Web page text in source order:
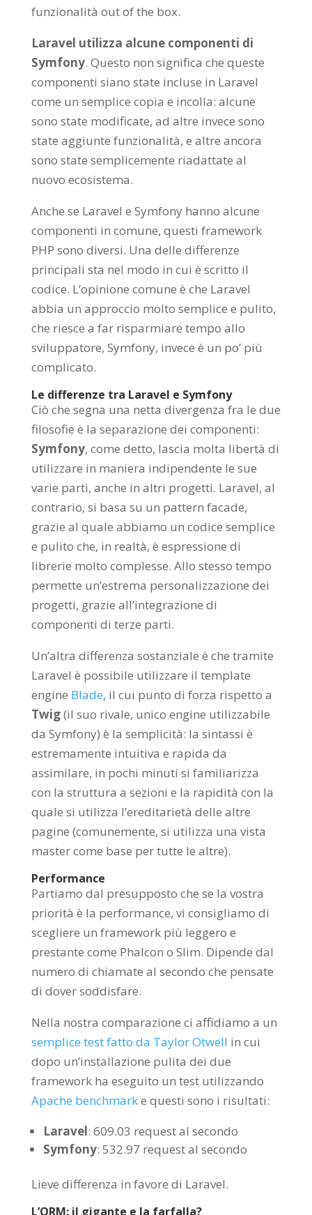
funzionalità out of the box.
Laravel utilizza alcune componenti di
Symfony. Questo non significa che queste
componenti siano state incluse in Laravel
come un semplice copia e incolla: alcune
sono state modificate, ad altre invece sono
state aggiunte funzionalità, e altre ancora
sono state semplicemente riadattate al
nuovo ecosistema.
Anche se Laravel e Symfony hanno alcune
componenti in comune, questi framework
PHP sono diversi. Una delle differenze
principali sta nel modo in cui è scritto il
codice. L’opinione comune è che Laravel
abbia un approccio molto semplice e pulito,
che riesce a far risparmiare tempo allo
sviluppatore, Symfony, invece è un po’ più
complicato.
Le differenze tra Laravel e Symfony
Ciò che segna una netta divergenza fra le due
filosofie è la separazione dei componenti:
Symfony, come detto, lascia molta libertà di
utilizzare in maniera indipendente le sue
varie parti, anche in altri progetti. Laravel, al
contrario, si basa su un pattern facade,
grazie al quale abbiamo un codice semplice
e pulito che, in realtà, è espressione di
librerie molto complesse. Allo stesso tempo
permette un’estrema personalizzazione dei
progetti, grazie all’integrazione di
componenti di terze parti.
Un’altra differenza sostanziale è che tramite
Laravel è possibile utilizzare il template
engine Blade, il cui punto di forza rispetto a
Twig(il suo rivale, unico engine utilizzabile
da Symfony) è la semplicità: la sintassi è
estremamente intuitiva e rapida da
assimilare, in pochi minuti si familiarizza
con la struttura a sezioni e la rapidità con la
quale si utilizza l’ereditarietà delle altre
pagine (comunemente, si utilizza una vista
master come base per tutte le altre).
Performance
Partiamo dal presupposto che se la vostra
priorità è la performance, vi consigliamo di
scegliere un framework più leggero e
prestante come Phalcon o Slim. Dipende dal
numero di chiamate al secondo che pensate
di dover soddisfare.
Nella nostra comparazione ci affidiamo a un
semplice test fatto da Taylor Otwell in cui
dopo un’installazione pulita dei due
framework ha eseguito un test utilizzando
Apache benchmarke questi sono i risultati:
Laravel: 609.03 request al secondo
Symfony: 532.97 request al secondo
Lieve differenza in favore di Laravel.
L’ORM: il gigante e la farfalla?